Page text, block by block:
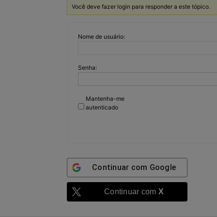
Você deve fazer login para responder a este tópico.
Nome de usuário:
Senha:
Mantenha-me
autenticado
Continuar com Google
Continuar com X